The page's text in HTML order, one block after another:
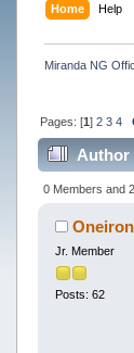
Home Help
Miranda NG
Pages: [1] 2 3 4
Author
0 Members and
Oneiron
Jr. Member
Posts: 62